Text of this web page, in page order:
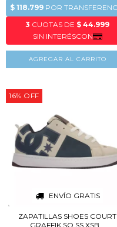
AGREGAR AL CARRITO
16% OFF
ENVÍO GRATIS
ZAPATILLAS SHOES COURT
GRAFFIK SQ SS XSB...